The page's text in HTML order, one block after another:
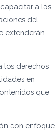
a los
del
extenderán
los derechos
en
que
con enfoque